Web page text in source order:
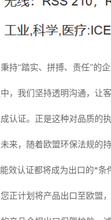
持“踏实、拼搏、责任”的
，我们坚持透明沟通，让
认证。正是这种对品质的
来，随着欧盟环保法规的
效认证都将成为出口的*条
正计划将产品出口至欧盟